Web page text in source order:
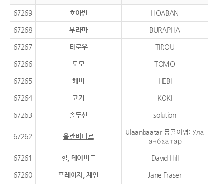
67269 호아반 HOABAN
67268 부라파 BURAPHA
67267 티로우 TIROU
67266 도모 TOMO
67265 헤비 HEBI
67264 코키 KOKI
67263 솔루션 solution
67262 울란바타르
Ulaanbaatar 몽골어명: Ула
анбаатар
67261 힐, 데이비드 David Hill
67260 프레이저, 제인 Jane Fraser